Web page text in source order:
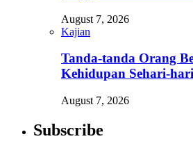
August 7, 2026
Kajian
Tanda-tanda Orang
Kehidupan Sehari-hari
August 7, 2026
Subscribe